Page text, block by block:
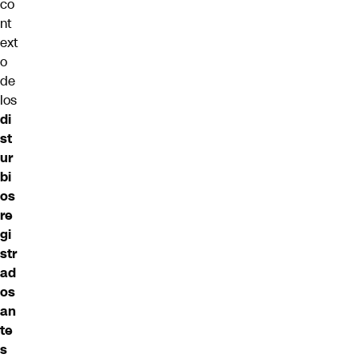
co
nt
ext
o
de
los
di
st
ur
bi
os
re
gi
str
ad
os
an
te
s